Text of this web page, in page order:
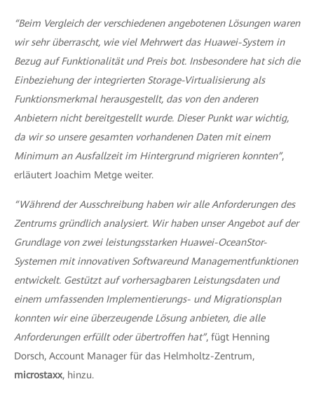
“Beim Vergleich der verschiedenen angebotenen Lösungen waren
wir sehr überrascht, wie viel Mehrwert das Huawei-System in
Bezug auf Funktionalität und Preis bot. Insbesondere hat sich die
Einbeziehung der integrierten Storage-Virtualisierung als
Funktionsmerkmal herausgestellt, das von den anderen
Anbietern nicht bereitgestellt wurde. Dieser Punkt war wichtig,
da wir so unsere gesamten vorhandenen Daten mit einem
Minimum an Ausfallzeit im Hintergrund migrieren konnten”,
erläutert Joachim Metge weiter.
“Während der Ausschreibung haben wir alle Anforderungen des
Zentrums gründlich analysiert. Wir haben unser Angebot auf der
Grundlage von zwei leistungsstarken Huawei-OceanStor-
Systemen mit innovativen Softwareund Managementfunktionen
entwickelt. Gestützt auf vorhersagbaren Leistungsdaten und
einem umfassenden Implementierungs- und Migrationsplan
konnten wir eine überzeugende Lösung anbieten, die alle
Anforderungen erfüllt oder übertroffen hat”, fügt Henning
Dorsch, Account Manager für das Helmholtz-Zentrum,
microstaxx, hinzu.